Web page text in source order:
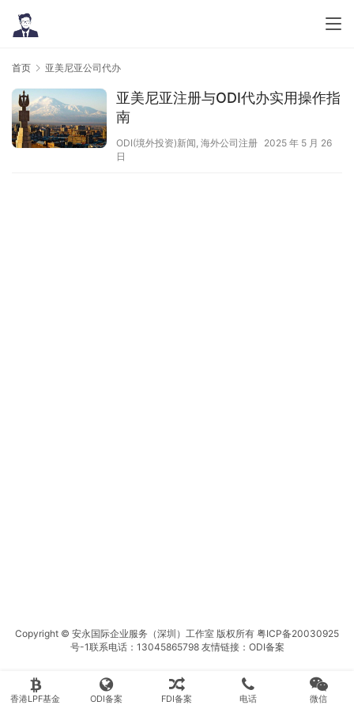
首页 亚美尼亚公司代办
亚美尼亚注册与ODI代办实用操作指
南
ODI(境外投资)新闻, 海外公司注册 2025 年 5 月 26
日
Copyright © 安永国际企业服务（深圳）工作室 版权所有 粤ICP备20030925
号-1联系电话：13045865798 友情链接： ODI备案
香港LPF基金 ODI备案 FDI备案 电话 微信